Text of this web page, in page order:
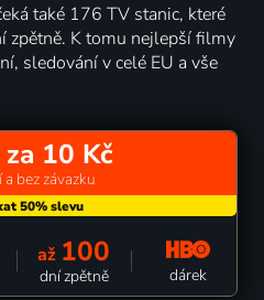
také 176 TV stanic, které
zpětně. K tomu nejlepší filmy
sledování v celé EU a vše
10 Kč
bez závazku
až 100
dní zpětně dárek